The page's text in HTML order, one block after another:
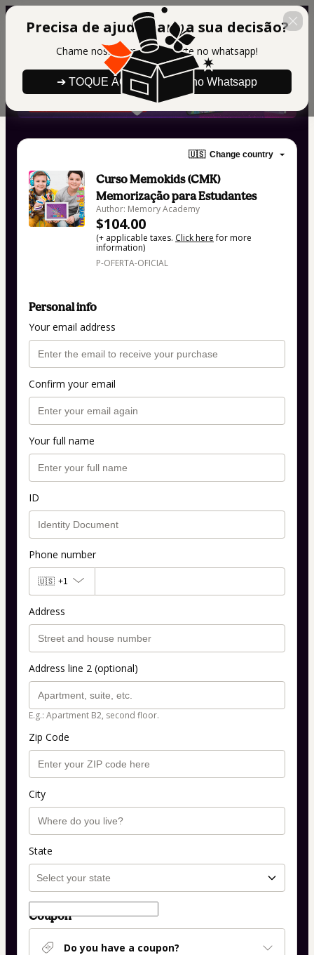
Precisa de ajuda para a sua decisão?
Chame nosso time de suporte no whatsapp!
➔ TOQUE AQUI para falar no Whatsapp
🇺🇸 Change country
Curso Memokids (CMK)
Memorização para Estudantes
Author: Memory Academy
$104.00
(+ applicable taxes. Click herefor more
information)
P-OFERTA-OFICIAL
Personal info
Your email address
Confirm your email
Your full name
ID
Phone number
🇺🇸 +1
Address
Address line 2 (optional)
E.g.: Apartment B2, second floor.
Zip Code
City
State
Coupon
Do you have a coupon?